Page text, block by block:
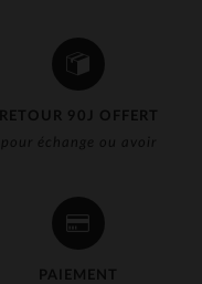
RETOUR 90J OFFERT
pour échange ou avoir
PAIEMENT